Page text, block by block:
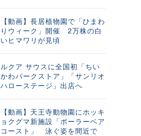
【動画】長居植物園で「ひまわ
りウィーク」開催 2万株の白
いヒマワリが見頃
ルクア サウスに全国初「ちい
かわパークストア」「サンリオ
ハローステージ」出店へ
【動画】天王寺動物園にホッキ
ョクグマ新施設「ポーラーベア
コースト」 泳ぐ姿を間近で